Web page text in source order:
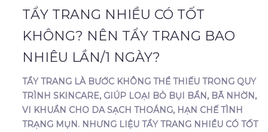
TẨY TRANG NHIỀU CÓ TỐT
KHÔNG? NÊN TẨY TRANG BAO
NHIÊU LẦN/1 NGÀY?
TẨY TRANG LÀ BƯỚC KHÔNG THỂ THIẾU TRONG QUY
TRÌNH SKINCARE, GIÚP LOẠI BỎ BỤI BẨN, BÃ NHỜN,
VI KHUẨN CHO DA SẠCH THOÁNG, HẠN CHẾ TÌNH
TRẠNG MỤN. NHƯNG LIỆU TẨY TRANG NHIỀU CÓ TỐT